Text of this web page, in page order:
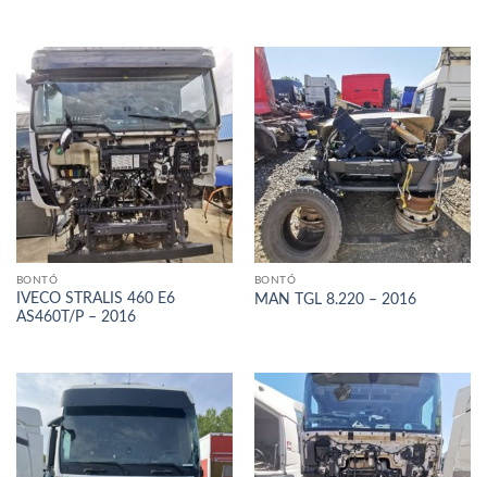
BONTÓ
IVECO STRALIS 460 E6
AS460T/P – 2016
BONTÓ
MAN TGL 8.220 – 2016